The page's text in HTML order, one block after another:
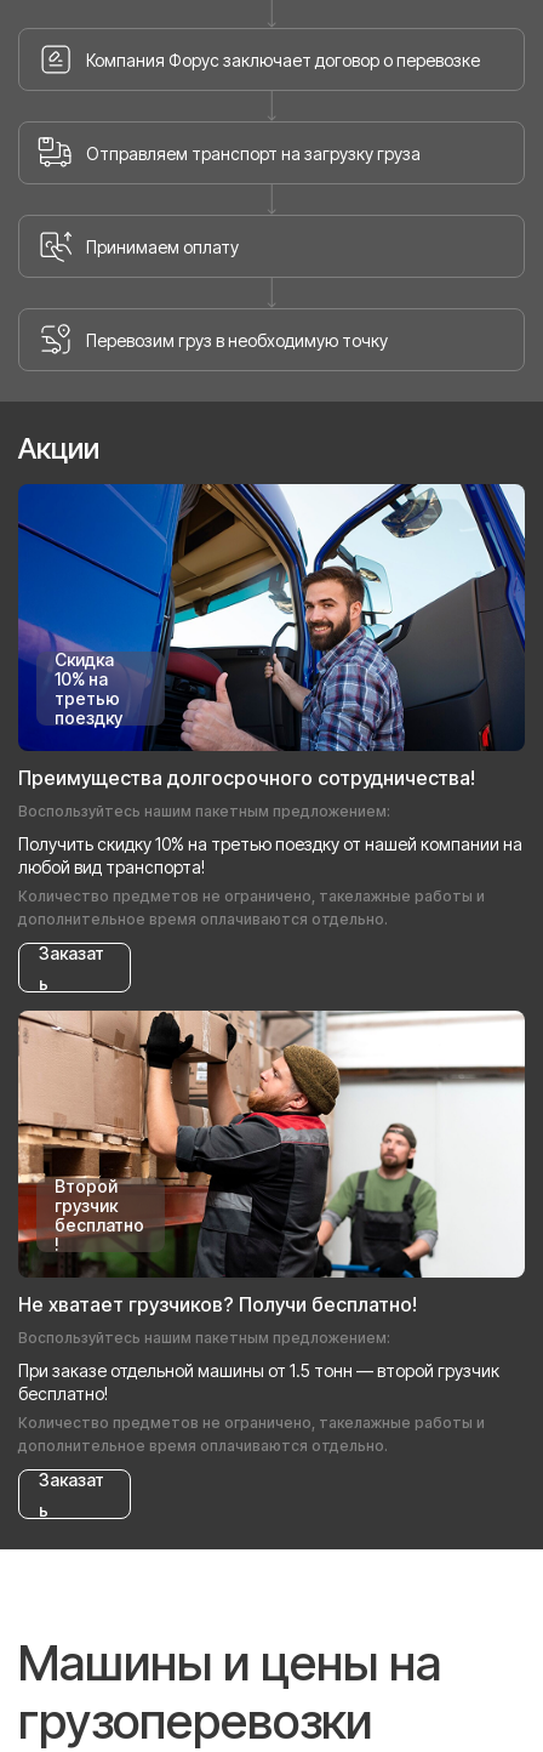
Компания Форус заключает договор о перевозке
Отправляем транспорт на загрузку груза
Принимаем оплату
Перевозим груз в необходимую точку
Акции
Скидка
10% на
третью
поездку
Преимущества долгосрочного сотрудничества!
Воспользуйтесь нашим пакетным предложением:
Получить скидку 10% на третью поездку от нашей компании на
любой вид транспорта!
Количество предметов не ограничено, такелажные работы и
дополнительное время оплачиваются отдельно.
Заказат
ь
Второй
грузчик
бесплатно
!
Не хватает грузчиков? Получи бесплатно!
Воспользуйтесь нашим пакетным предложением:
При заказе отдельной машины от 1.5 тонн — второй грузчик
бесплатно!
Количество предметов не ограничено, такелажные работы и
дополнительное время оплачиваются отдельно.
Заказат
ь
Машины и цены на
грузоперевозки